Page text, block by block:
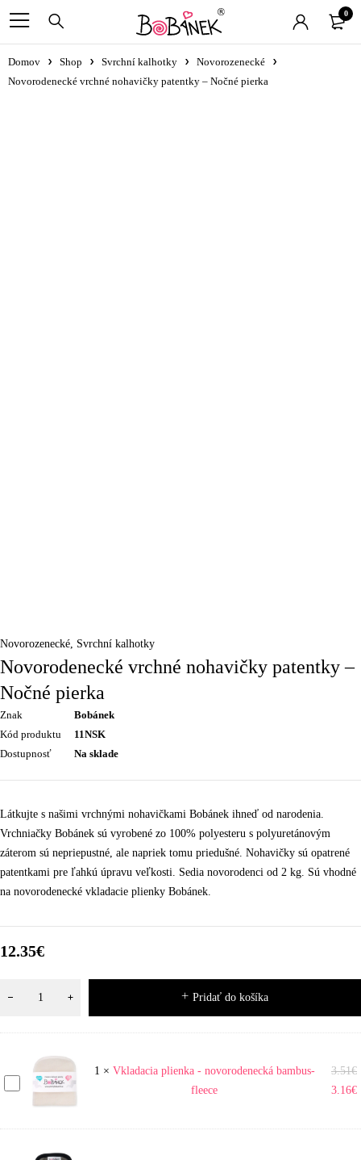
0
Domov Shop Svrchní kalhotky
Novorozenecké
Novorodenecké vrchné nohavičky patentky – Nočné pierka
Novorozenecké Svrchní kalhotky
Novorodenecké vrchné nohavičky patentky –
Nočné pierka
Znak
Bobánek
Kód produktu
11NSK
Dostupnosť
Na sklade
Látkujte s našimi vrchnými nohavičkami Bobánek ihneď od narodenia.
Vrchniačky Bobánek sú vyrobené zo 100% polyesteru s polyuretánovým
záterom sú nepriepustné, ale napriek tomu priedušné. Nohavičky sú opatrené
patentkami pre ľahkú úpravu veľkosti. Sedia novorodenci od 2 kg. Sú vhodné
na novorodenecké vkladacie plienky Bobánek.
12.35€
Pridať do košíka
Vkladacia
plienka
novorodenecká
1 × Vkladacia plienka - novorodenecká bambus-
fleece
3.51€
3.16€